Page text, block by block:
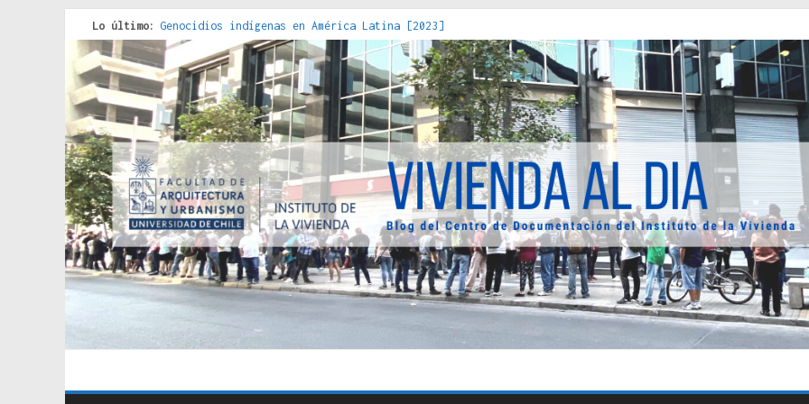
Lo último: Genocidios indígenas en América Latina [2023]
Estudios sobre la espacialización de los Estados : políticas, prácticas y representaciones [2022]
Donde el pedernal choca con el acero : hacia una teoría crítica de las fronteras latinoamericanas
Criterios técnicos para una vivienda adecuada [2019]
Red de consultorios de la Caja del Seguro Obrero en Santiago : un patrimonio emblemático [2014]